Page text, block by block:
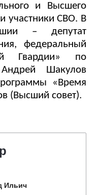
и Высшего
участники СВО. В
– депутат
федеральный
Гвардии» по
Шакулов
«Время
(Высший совет).
Ильич